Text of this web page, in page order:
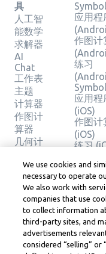
具
人工智
能数学
求解器
AI
Chat
工作表
主题
计算器
作图计
算器
几何计
验证解
决方案
应用程
作图计
练习
应用程
(iOS)
作图计
(iOS)
练习
©
We use cookies and
necessary to operate
We also work with
companies that use
to collect information
third-party sites, and
advertisements
considered “selling” or